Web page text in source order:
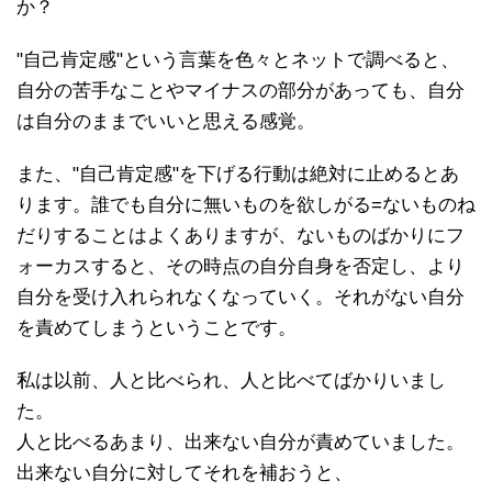
か？
"自己肯定感"という言葉を色々とネットで調べると、
自分の苦手なことやマイナスの部分があっても、自分
は自分のままでいいと思える感覚。
また、"自己肯定感"を下げる行動は絶対に止めるとあ
ります。誰でも自分に無いものを欲しがる=ないものね
だりすることはよくありますが、ないものばかりにフ
ォーカスすると、その時点の自分自身を否定し、より
自分を受け入れられなくなっていく。それがない自分
を責めてしまうということです。
私は以前、人と比べられ、人と比べてばかりいまし
た。
人と比べるあまり、出来ない自分が責めていました。
出来ない自分に対してそれを補おうと、